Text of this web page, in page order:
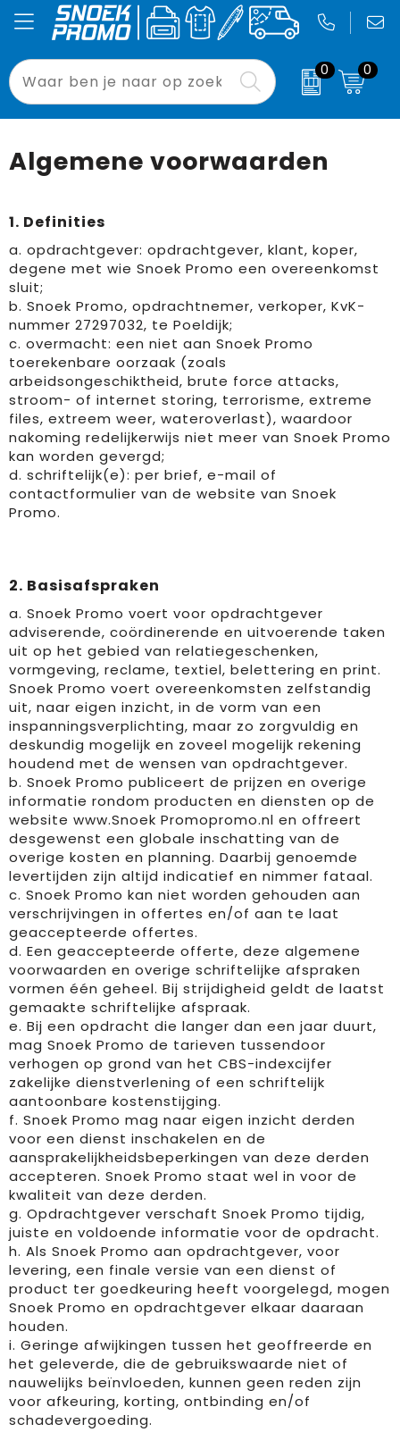
0 0
Relatiegeschenken
Drukwerk
Binnenreclame
Buitenreclame
Sport
Werkkleding
Textiel
Tassen
Brievenbuspakketten
Been- en voetbescherming
Bodywarmers
Caps, Hoeden en Mutsen
E.H.B.O.
Gereedschap
Gilets
Handschoenen en Sjaals
Horeca textiel en accessoires
Hoteltextiel
Jassen
Ondergoed en Sokken
Overalls
Overhemden
Polo's
Reflecterende polo's
Reflecterende vesten
Regenkleding
Restauranttextiel
Schoenen
Schorten en Sloven
Sweaters
T-Shirts
Veiligheidsvesten en Veiligheidshesjes
Vesten
Werkkleding sets
Gehoorbescherming
Badtextiel en Douche
Blazers
Broeken en Rokken
Caps, Hoeden en Mutsen
Dekens, Fleecedekens en Kussens
Gezichtsmaskers en mondkapjes
Gilets
Handschoenen en Sjaals
Jassen
Kledingaccessoires
Overhemden
Peuters en Baby's
Polo's
Regenkleding
Schoenen
Sweaters
T-Shirts
Vesten
Accessoires voor tassen
Aktetassen
Boodschappentassen
Crossbody tassen
Documententassen
Draagtassen
Duffeltassen
Fietstassen
Golftassen
Goodiebags
Jute tassen
Katoenen draagtassen
Kledingtassen
Koeltassen en Koelboxen
Koffers en Trolleys
Laptop hoezen en tassen
Lunchtassen
Matrozentassen
Opbergtassen
Opvouwbare tassen
Papieren tassen
Picknicktassen en manden
Promotietassen
Reistassen
Rugzakken
Schoenentassen
Schoudertassen
Sporttassen
Strandtassen
Toilettassen
Trolleys
Laptoptassen
Opvouwbare tassen
Waterdichte tassen
Paraplu's
Strandstoelen
Blikkoelers
Zonneschermen
Luchtverfrissers
Bagageriemen
Handdoeken en strandlakens
Speelkaarten
Memo's
Promo rugzakjes
Bandana's
Lanyards
Plakstrips voor op de telefoon
Polsbandjes
Sleutelhangers
PBM's
Handwaaiers
Zadelhoezen
Frisbees
Telefoonhoesjes
Spelden en buttons
Medailles en prijzen
Nekwarmers
Hoofdbanden
Caps, hoeden en mutsen
Yoga en sportmatten
Drukwerk
Signing
Custom Made
Algemene voorwaarden
1. Definities
a. opdrachtgever: opdrachtgever, klant, koper,
degene met wie Snoek Promo een overeenkomst
sluit;
b. Snoek Promo, opdrachtnemer, verkoper, KvK-
nummer 27297032, te Poeldijk;
c. overmacht: een niet aan Snoek Promo
toerekenbare oorzaak (zoals
arbeidsongeschiktheid, brute force attacks,
stroom- of internet storing, terrorisme, extreme
files, extreem weer, wateroverlast), waardoor
nakoming redelijkerwijs niet meer van Snoek Promo
kan worden gevergd;
d. schriftelijk(e): per brief, e-mail of
contactformulier van de website van Snoek
Promo.
2. Basisafspraken
a. Snoek Promo voert voor opdrachtgever
adviserende, coördinerende en uitvoerende taken
uit op het gebied van relatiegeschenken,
vormgeving, reclame, textiel, belettering en print.
Snoek Promo voert overeenkomsten zelfstandig
uit, naar eigen inzicht, in de vorm van een
inspanningsverplichting, maar zo zorgvuldig en
deskundig mogelijk en zoveel mogelijk rekening
houdend met de wensen van opdrachtgever.
b. Snoek Promo publiceert de prijzen en overige
informatie rondom producten en diensten op de
website www.Snoek Promopromo.nl en offreert
desgewenst een globale inschatting van de
overige kosten en planning. Daarbij genoemde
levertijden zijn altijd indicatief en nimmer fataal.
c. Snoek Promo kan niet worden gehouden aan
verschrijvingen in offertes en/of aan te laat
geaccepteerde offertes.
d. Een geaccepteerde offerte, deze algemene
voorwaarden en overige schriftelijke afspraken
vormen één geheel. Bij strijdigheid geldt de laatst
gemaakte schriftelijke afspraak.
e. Bij een opdracht die langer dan een jaar duurt,
mag Snoek Promo de tarieven tussendoor
verhogen op grond van het CBS-indexcijfer
zakelijke dienstverlening of een schriftelijk
aantoonbare kostenstijging.
f. Snoek Promo mag naar eigen inzicht derden
voor een dienst inschakelen en de
aansprakelijkheidsbeperkingen van deze derden
accepteren. Snoek Promo staat wel in voor de
kwaliteit van deze derden.
g. Opdrachtgever verschaft Snoek Promo tijdig,
juiste en voldoende informatie voor de opdracht.
h. Als Snoek Promo aan opdrachtgever, voor
levering, een finale versie van een dienst of
product ter goedkeuring heeft voorgelegd, mogen
Snoek Promo en opdrachtgever elkaar daaraan
houden.
i. Geringe afwijkingen tussen het geoffreerde en
het geleverde, die de gebruikswaarde niet of
nauwelijks beïnvloeden, kunnen geen reden zijn
voor afkeuring, korting, ontbinding en/of
schadevergoeding.